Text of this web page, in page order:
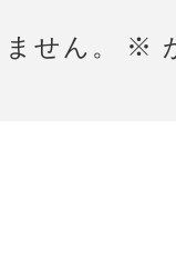
せん。 ※